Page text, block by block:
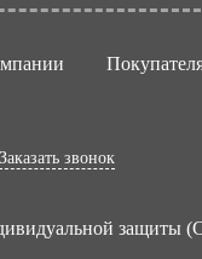
Заказать звонок
защиты